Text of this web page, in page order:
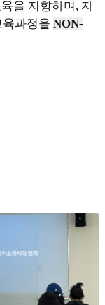
을 지향하며, 자
과정을 NON-